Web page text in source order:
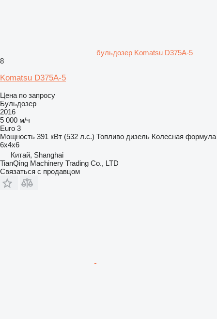
бульдозер Komatsu D375A-5
8
Komatsu D375A-5
Цена по запросу
Бульдозер
2016
5 000 м/ч
Euro 3
Мощность 391 кВт (532 л.с.) Топливо дизель Колесная формула
6x4x6
Китай, Shanghai
TianQing Machinery Trading Co., LTD
Связаться с продавцом